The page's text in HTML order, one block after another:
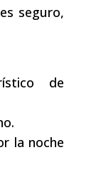
seguro,
de
la noche